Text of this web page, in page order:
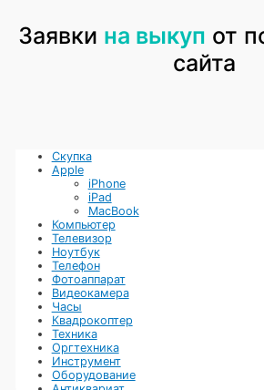
Исходя из проведенного анонимного
вывод, что многие люди нуждаются
кредите, но боятся его оформлять в
скорее всего просто стереотип,
данные. За сохранность
пирометра, когда мы примем его в
переживать. У нас отличная система
данные мы никуда не передаем.
Заявки на выкуп от
сайта
Скупка
Apple
iPhone
iPad
MacBook
Компьютер
Телевизор
Ноутбук
Телефон
Фотоаппарат
Видеокамера
Часы
Квадрокоптер
Техника
Оргтехника
Инструмент
Оборудование